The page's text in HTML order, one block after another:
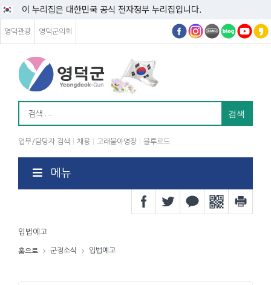
이 누리집은 대한민국 공식 전자정부 누리집입니다.
영덕관광 영덕군의회
업무/담당자 검색 채용 고래불야영장 블루로드
메뉴
입법예고
홈으로 군정소식 입법예고